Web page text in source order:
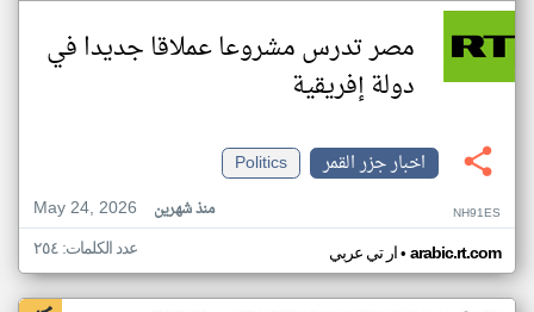
مصر تدرس مشروعا عملاقا جديدا في
دولة إفريقية
اخبار جزر القمر
Politics
May 24, 2026
منذ شهرين NH91ES
ار تي عربي• arabic.rt.com عدد الكلمات: ٢٥٤